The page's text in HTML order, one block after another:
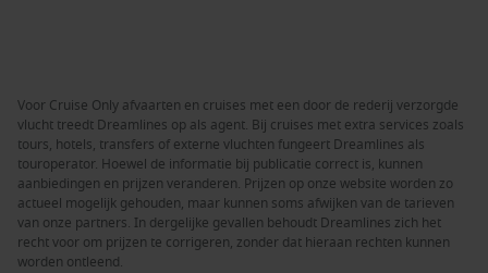
Voor Cruise Only afvaarten en cruises met een door de rederij verzorgde
vlucht treedt Dreamlines op als agent. Bij cruises met extra services zoals
tours, hotels, transfers of externe vluchten fungeert Dreamlines als
touroperator. Hoewel de informatie bij publicatie correct is, kunnen
aanbiedingen en prijzen veranderen. Prijzen op onze website worden zo
actueel mogelijk gehouden, maar kunnen soms afwijken van de tarieven
van onze partners. In dergelijke gevallen behoudt Dreamlines zich het
recht voor om prijzen te corrigeren, zonder dat hieraan rechten kunnen
worden ontleend.